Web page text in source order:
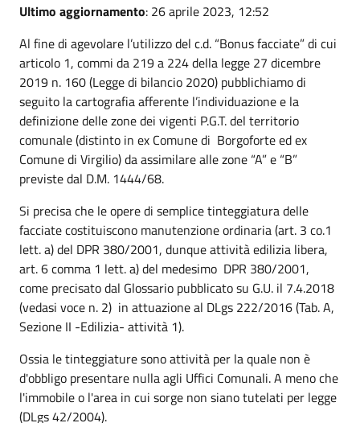
Ultimo aggiornamento: 26 aprile 2023, 12:52
Al fine di agevolare l’utilizzo del c.d. “Bonus facciate” di cui
articolo 1, commi da 219 a 224 della legge 27 dicembre
2019 n. 160 (Legge di bilancio 2020) pubblichiamo di
seguito la cartografia afferente l’individuazione e la
definizione delle zone dei vigenti P.G.T. del territorio
comunale (distinto in ex Comune di Borgoforte ed ex
Comune di Virgilio) da assimilare alle zone “A” e “B”
previste dal D.M. 1444/68.
Si precisa che le opere di semplice tinteggiatura delle
facciate costituiscono manutenzioneordinaria(art. 3 co.1
lett. a) del DPR 380/2001, dunqueattivitàedilizia libera,
art. 6 comma 1 lett. a) del medesimo DPR 380/2001,
come precisato dal Glossario pubblicato su G.U. il 7.4.2018
(vedasi voce n. 2) in attuazione al DLgs 222/2016 (Tab. A,
Sezione II -Edilizia- attività 1).
Ossia le tinteggiature sonoattività per la quale non è
d'obbligo presentare nulla agli Uffici Comunali. A meno che
l'immobile o l'area in cui sorge non siano tutelati per legge
(DLgs 42/2004).